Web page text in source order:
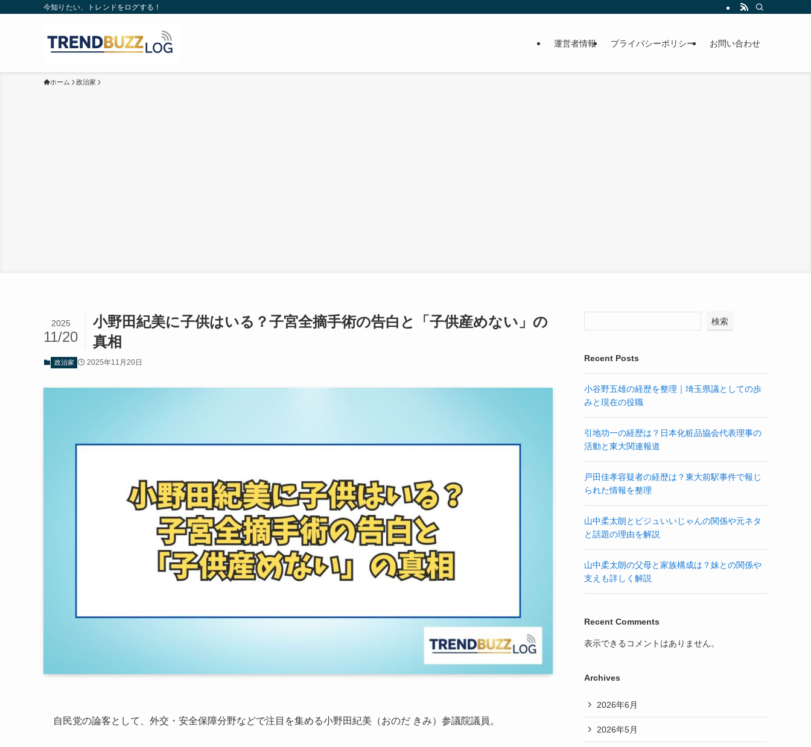
今知りたい、トレンドをログする！
運営者情報 プライバシーポリシー お問い合わせ
ホーム 政治家
小野田紀美に子供はいる？子宮全摘手術の告白と「子供産めない」の
真相
2025
11/20
政治家 2025年11月20日
自民党の論客として、外交・安全保障分野などで注目を集める小野田紀美（おのだ きみ）参議院議員。
検索
Recent Posts
小谷野五雄の経歴を整理｜埼玉県議としての歩
みと現在の役職
引地功一の経歴は？日本化粧品協会代表理事の
活動と東大関連報道
戸田佳孝容疑者の経歴は？東大前駅事件で報じ
られた情報を整理
山中柔太朗とビジュいいじゃんの関係や元ネタ
と話題の理由を解説
山中柔太朗の父母と家族構成は？妹との関係や
支えも詳しく解説
Recent Comments
表示できるコメントはありません。
Archives
2026年6月
2026年5月